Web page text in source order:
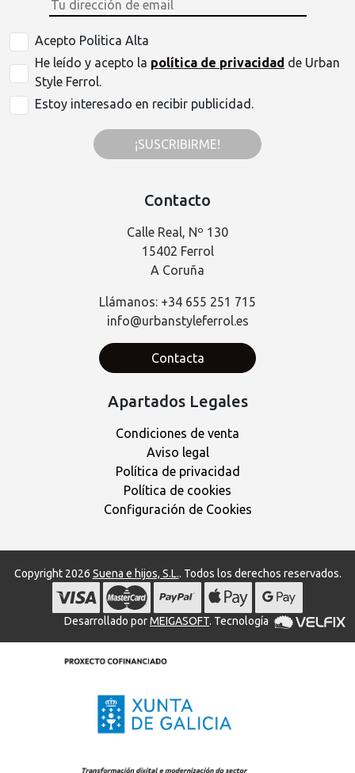
Acepto Politica Alta
He leído y acepto la política de privacidad de Urban
Style Ferrol.
Estoy interesado en recibir publicidad.
¡SUSCRIBIRME!
Contacto
Calle Real, Nº 130
15402 Ferrol
A Coruña
Llámanos: +34 655 251 715
info@urbanstyleferrol.es
Contacta
Apartados Legales
Condiciones de venta
Aviso legal
Política de privacidad
Política de cookies
Configuración de Cookies
Copyright 2026 Suena e hijos, S.L.. Todos los derechos reservados.
Desarrollado porMEIGASOFT. Tecnología